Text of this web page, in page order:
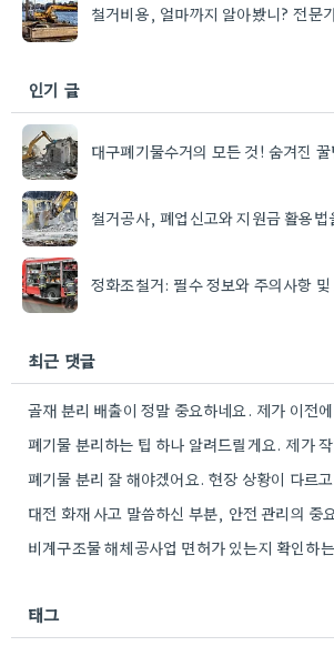
철거비용, 얼마까지 알아봤니? 전문
인기 글
대구폐기물수거의 모든 것! 숨겨진
철거공사, 폐업신고와 지원금 활용법
정화조철거: 필수 정보와 주의사항
최근 댓글
태그